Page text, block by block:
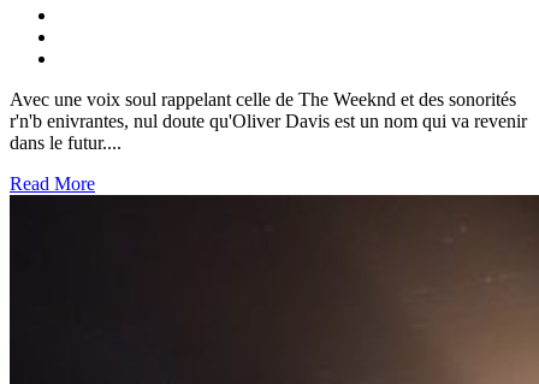
Avec une voix soul rappelant celle de The Weeknd et des sonorités
r'n'b enivrantes, nul doute qu'Oliver Davis est un nom qui va revenir
dans le futur....
Read More